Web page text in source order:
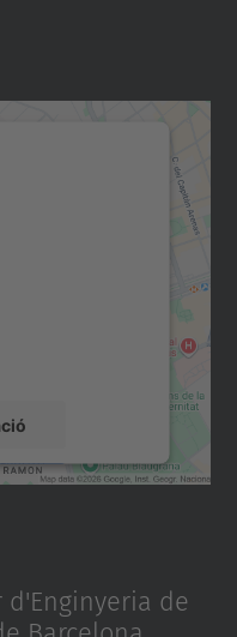
d'Enginyeria de